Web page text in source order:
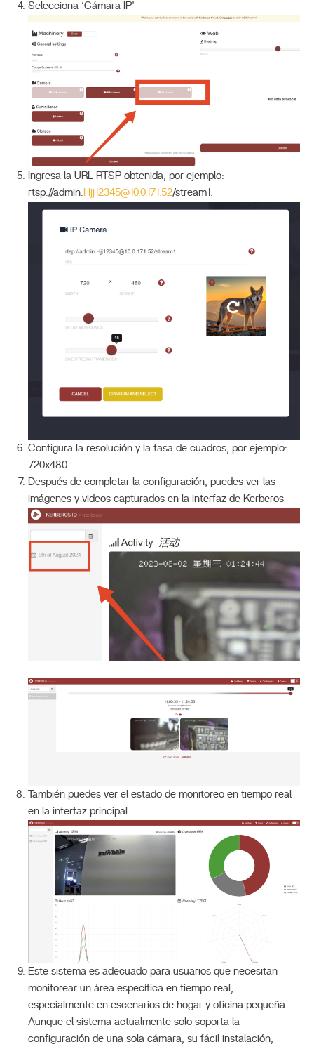
Selecciona ‘Cámara IP’
Ingresa la URL RTSP obtenida, por ejemplo:
rtsp://admin: Hjj12345@10.0.171.52/stream1.
Configura la resolución y la tasa de cuadros, por ejemplo:
720x480.
Después de completar la configuración, puedes ver las
imágenes y videos capturados en la interfaz de Kerberos
También puedes ver el estado de monitoreo en tiempo real
en la interfaz principal
Este sistema es adecuado para usuarios que necesitan
monitorear un área específica en tiempo real,
especialmente en escenarios de hogar y oficina pequeña.
Aunque el sistema actualmente solo soporta la
configuración de una sola cámara, su fácil instalación,